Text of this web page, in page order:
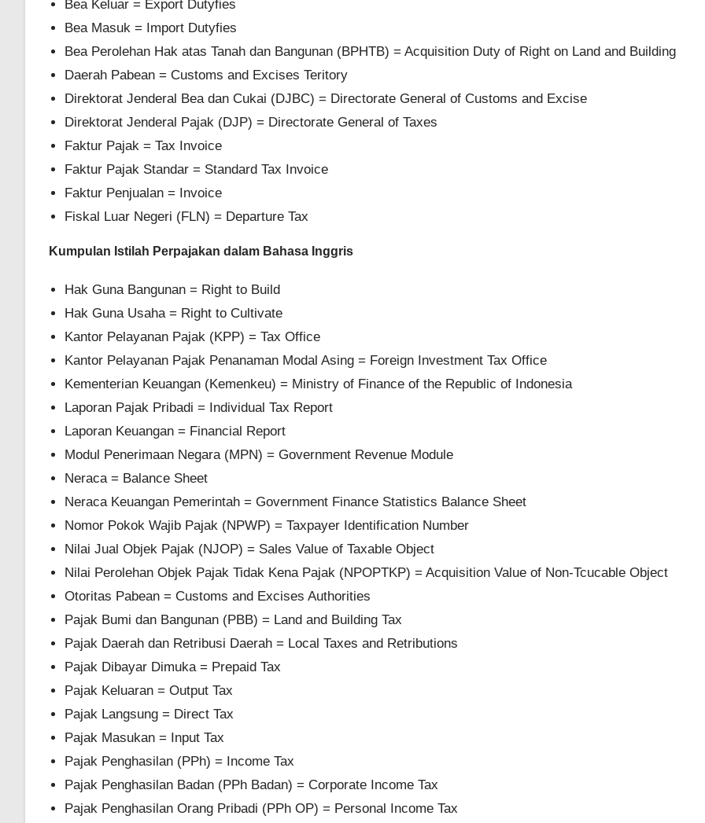
Bea Keluar = Export Dutyfies
Bea Masuk = Import Dutyfies
Bea Perolehan Hak atas Tanah dan Bangunan (BPHTB) = Acquisition Duty of Right on Land and Building
Daerah Pabean = Customs and Excises Teritory
Direktorat Jenderal Bea dan Cukai (DJBC) = Directorate General of Customs and Excise
Direktorat Jenderal Pajak (DJP) = Directorate General of Taxes
Faktur Pajak = Tax Invoice
Faktur Pajak Standar = Standard Tax Invoice
Faktur Penjualan = Invoice
Fiskal Luar Negeri (FLN) = Departure Tax
Kumpulan Istilah Perpajakan dalam Bahasa Inggris
Hak Guna Bangunan = Right to Build
Hak Guna Usaha = Right to Cultivate
Kantor Pelayanan Pajak (KPP) = Tax Office
Kantor Pelayanan Pajak Penanaman Modal Asing = Foreign Investment Tax Office
Kementerian Keuangan (Kemenkeu) = Ministry of Finance of the Republic of Indonesia
Laporan Pajak Pribadi = Individual Tax Report
Laporan Keuangan = Financial Report
Modul Penerimaan Negara (MPN) = Government Revenue Module
Neraca = Balance Sheet
Neraca Keuangan Pemerintah = Government Finance Statistics Balance Sheet
Nomor Pokok Wajib Pajak (NPWP) = Taxpayer Identification Number
Nilai Jual Objek Pajak (NJOP) = Sales Value of Taxable Object
Nilai Perolehan Objek Pajak Tidak Kena Pajak (NPOPTKP) = Acquisition Value of Non-Tcucable Object
Otoritas Pabean = Customs and Excises Authorities
Pajak Bumi dan Bangunan (PBB) = Land and Building Tax
Pajak Daerah dan Retribusi Daerah = Local Taxes and Retributions
Pajak Dibayar Dimuka = Prepaid Tax
Pajak Keluaran = Output Tax
Pajak Langsung = Direct Tax
Pajak Masukan = Input Tax
Pajak Penghasilan (PPh) = Income Tax
Pajak Penghasilan Badan (PPh Badan) = Corporate Income Tax
Pajak Penghasilan Orang Pribadi (PPh OP) = Personal Income Tax